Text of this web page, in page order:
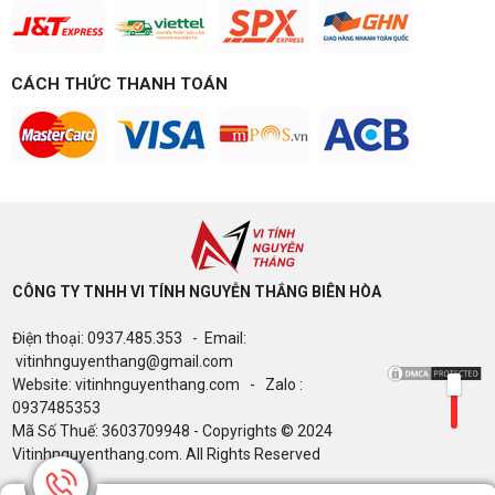
theo đúng ngân sách.
Build PC Gaming theo ngân sách từ 10
Build PC gaming theo ngân sách từ 10-40 triệu:
Intel/AMD và tránh sai tương thích. Tư vấn miễn
phí tại Vi tính Nguyễn Thắng.
PLUS – NHẬN VOUCHER ĐẾN 800K
quyền ( Vi tính Nguyễn Thắng)
Bảng giá Cài Đặt WinDow Trial Phần
Mềm Vi Tính Nguyễn Thắng
CÁCH THỨC THANH TOÁN
CÔNG TY TNHH VI TÍNH NGUYỄN THẮNG BIÊN HÒA​
Điện thoại: 0937.485.353 - Email:
vitinhnguyenthang@gmail.com
Website: vitinhnguyenthang.com - Zalo :
0937485353
Mã Số Thuế: 3603709948 - Copyrights © 2024
Vitinhnguyenthang.com. All Rights Reserved